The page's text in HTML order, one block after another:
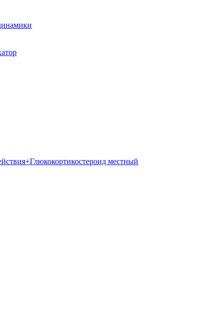
местный